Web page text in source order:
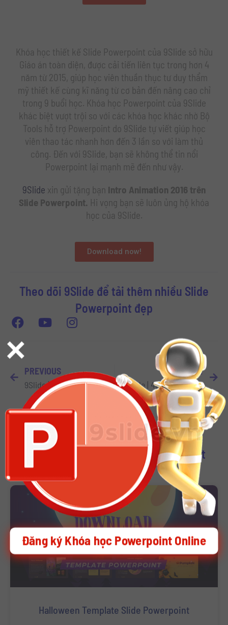
Khóa học thiết kế Slide Powerpoint của 9Slide sở hữu
Giáo án toàn diện, được cải tiến liên tục trong hơn 4
năm từ 2015, giúp học viên thuần thục tư duy thẩm
mỹ thiết kế cùng kĩ năng từ cơ bản đến nâng cao chỉ
trong 9 buổi học. Khóa học Powerpoint của 9Slide
khác biệt vượt trội so với các khóa học khác nhờ Bộ
Tools hỗ trợ Powerpoint do 9Slide tự viết giúp học
viên thao tác nhanh hơn đến 3 lần so với làm thủ
công. Đến với 9Slide, bạn sẽ không thể tin nổi
Powerpoint lại mạnh mẽ đến như vậy.
9Slide xin gửi tặng bạn Intro Animation 2016 trên
Slide Powerpoint. Hi vọng bạn sẽ luôn ủng hộ khóa
học của 9Slide.
Download now!
Theo dõi 9Slide để tải thêm nhiều Slide
Powerpoint đẹp
PREVIOUS
9Slide | 16 Blurry Background cho slide Powerpoint tiếp theo của bạn
NEXT
9Slide | 40 Chất liệu trang trí cho Background của Slide Powerpoint
Download Other Template Powerpoint
Halloween Template Slide Powerpoint
×
Đăng ký Khóa học Powerpoint Online